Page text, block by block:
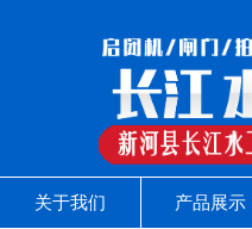
关于我们 产品展示